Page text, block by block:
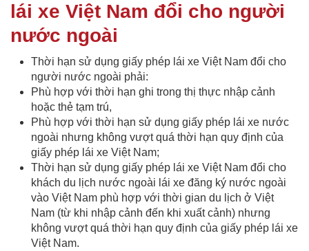
lái xe Việt Nam đổi cho người
nước ngoài
Thời hạn sử dụng giấy phép lái xe Việt Nam đổi cho
người nước ngoài phải:
Phù hợp với thời hạn ghi trong thị thực nhập cảnh
hoặc thẻ tạm trú,
Phù hợp với thời hạn sử dụng giấy phép lái xe nước
ngoài nhưng không vượt quá thời hạn quy định của
giấy phép lái xe Việt Nam;
Thời hạn sử dụng giấy phép lái xe Việt Nam đổi cho
khách du lịch nước ngoài lái xe đăng ký nước ngoài
vào Việt Nam phù hợp với thời gian du lịch ở Việt
Nam (từ khi nhập cảnh đến khi xuất cảnh) nhưng
không vượt quá thời hạn quy định của giấy phép lái xe
Việt Nam.